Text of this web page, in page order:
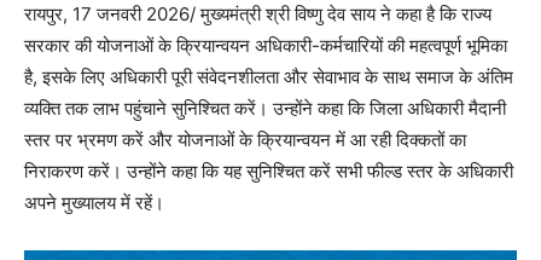
रायपुर, 17 जनवरी 2026/ मुख्यमंत्री श्री विष्णु देव साय ने कहा है कि राज्य
सरकार की योजनाओं के क्रियान्वयन अधिकारी-कर्मचारियों की महत्वपूर्ण भूमिका
है, इसके लिए अधिकारी पूरी संवेदनशीलता और सेवाभाव के साथ समाज के अंतिम
व्यक्ति तक लाभ पहुंचाने सुनिश्चित करें। उन्होंने कहा कि जिला अधिकारी मैदानी
स्तर पर भ्रमण करें और योजनाओं के क्रियान्वयन में आ रही दिक्कतों का
निराकरण करें। उन्होंने कहा कि यह सुनिश्चित करें सभी फील्ड स्तर के अधिकारी
अपने मुख्यालय में रहें।